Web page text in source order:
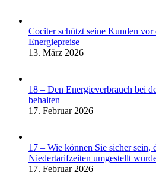
Cociter schützt seine Kunden vor
Energiepreise
13. März 2026
18 – Den Energieverbrauch bei
behalten
17. Februar 2026
17 – Wie können Sie sicher sein,
Niedertarifzeiten umgestellt
17. Februar 2026